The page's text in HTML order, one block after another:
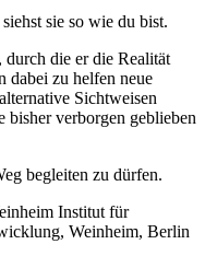
sie so wie du bist.
durch die er die Realität
dabei zu helfen neue
Sichtweisen
bisher verborgen geblieben
begleiten zu dürfen.
Institut für
Weinheim, Berlin